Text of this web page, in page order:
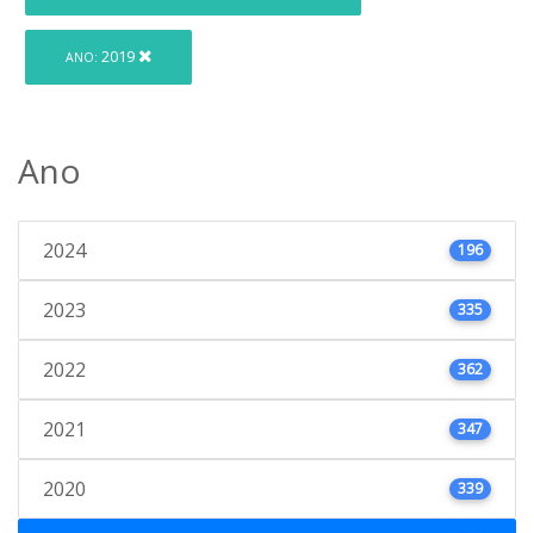
ANO: 2019
Ano
2024 196
2023 335
2022 362
2021 347
2020 339